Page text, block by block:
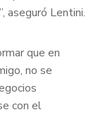
aseguró Lentini.
que en
no se
con el